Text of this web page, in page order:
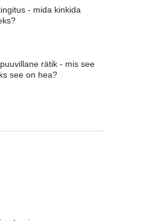
- mida kinkida
rätik - mis see
see on hea?